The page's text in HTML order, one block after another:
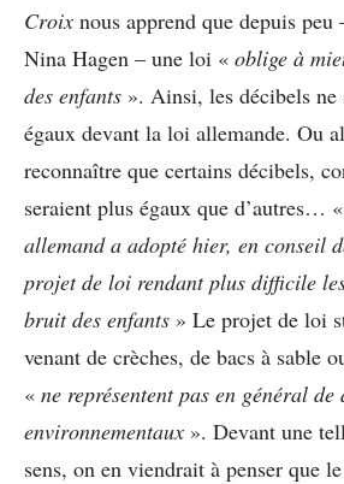
Croix nous apprend que depuis peu
Nina Hagen – une loi « oblige à
des enfants ». Ainsi, les décibels ne
égaux devant la loi allemande. Ou
reconnaître que certains décibels,
seraient plus égaux que d’autres… «
allemand a adopté hier, en conseil
projet de loi rendant plus difficile
bruit des enfants » Le projet de loi
venant de crèches, de bacs à sable
« ne représentent pas en général de
environnementaux ». Devant une
sens, on en viendrait à penser que